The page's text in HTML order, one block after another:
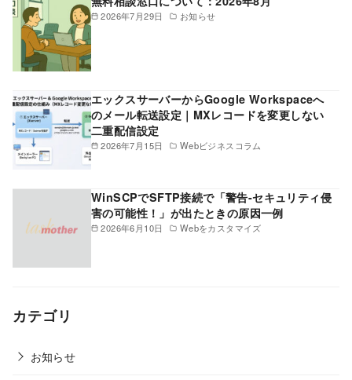
2026年7月29日 お知らせ
2026年7月15日 Webビジネスコラム
エックスサーバーからGoogle Workspaceへ
のメール転送設定｜MXレコードを変更しない
二重配信設定
2026年6月10日 Webをカスタマイズ
WinSCPでSFTP接続で「警告-セキュリティ侵
害の可能性！」が出たときの原因一例
カテゴリ
お知らせ